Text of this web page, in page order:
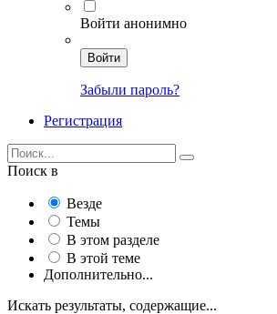
Войти анонимно
Войти
Забыли пароль?
Регистрация
Поиск в
Везде
Темы
В этом разделе
В этой теме
Дополнительно...
Искать результаты, содержащие...